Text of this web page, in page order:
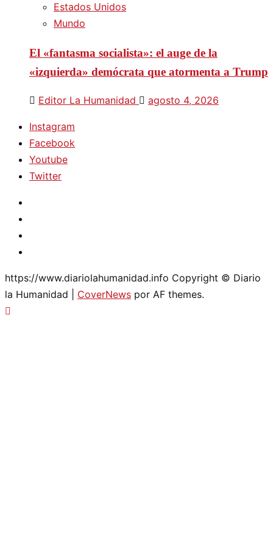
Estados Unidos
Mundo
El «fantasma socialista»: el auge de la
«izquierda» demócrata que atormenta a Trump
Editor La Humanidad agosto 4, 2026
Instagram
Facebook
Youtube
Twitter
https://www.diariolahumanidad.info Copyright © Diario
la Humanidad
CoverNews por AF themes.